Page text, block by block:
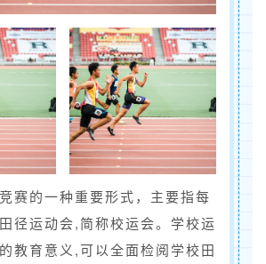
赛的一种重要形式，主要指每
径运动会,简称校运会。学校运
教育意义,可以全面检阅学校田